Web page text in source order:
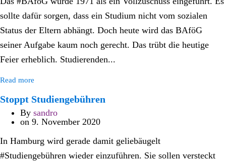
sollte dafür sorgen, dass ein Studium nicht vom sozialen
Status der Eltern abhängt. Doch heute wird das BAföG
seiner Aufgabe kaum noch gerecht. Das trübt die heutige
Feier erheblich. Studierenden...
Read more
Stoppt Studiengebühren
By sandro
on 9. November 2020
In Hamburg wird gerade damit geliebäugelt
#Studiengebühren wieder einzuführen. Sie sollen versteckt